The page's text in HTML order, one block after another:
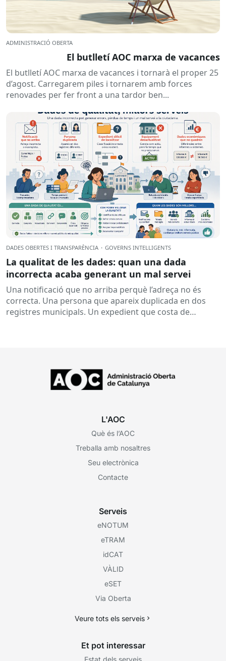
ADMINISTRACIÓ OBERTA
El butlletí AOC marxa de vacances
El butlletí AOC marxa de vacances i tornarà el proper 25
d’agost. Carregarem piles i tornarem amb forces
renovades per fer front a una tardor ben...
DADES OBERTES I TRANSPARÈNCIA · GOVERNS INTEL·LIGENTS
La qualitat de les dades: quan una dada
incorrecta acaba generant un mal servei
Una notificació que no arriba perquè l’adreça no és
correcta. Una persona que apareix duplicada en dos
registres municipals. Un expedient que costa de
L'AOC
Què és l’AOC
Treballa amb nosaltres
Seu electrònica
Contacte
Serveis
eNOTUM
eTRAM
idCAT
VÀLID
eSET
Via Oberta
Veure tots els serveis
Et pot interessar